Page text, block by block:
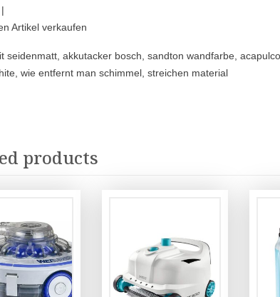
Artikel verkaufen
seidenmatt, akkutacker bosch, sandton wandfarbe,
wie entfernt man schimmel, streichen material
products